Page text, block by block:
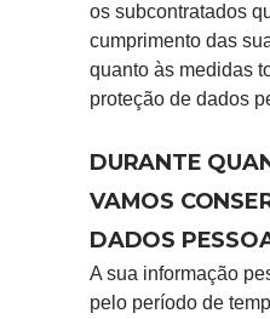
os subcontratados
cumprimento das
quanto às medidas
proteção de dados
DURANTE
VAMOS
DADOS
A sua informação
pelo período de